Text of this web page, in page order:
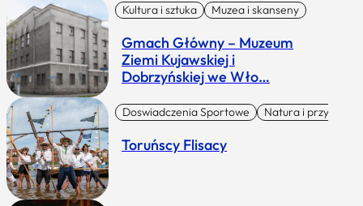
Kultura i sztuka Muzea i skanseny
Gmach Główny – Muzeum
Ziemi Kujawskiej i
Dobrzyńskiej we Wło…
Doswiadczenia Sportowe Natura i przygoda
Toruńscy Flisacy